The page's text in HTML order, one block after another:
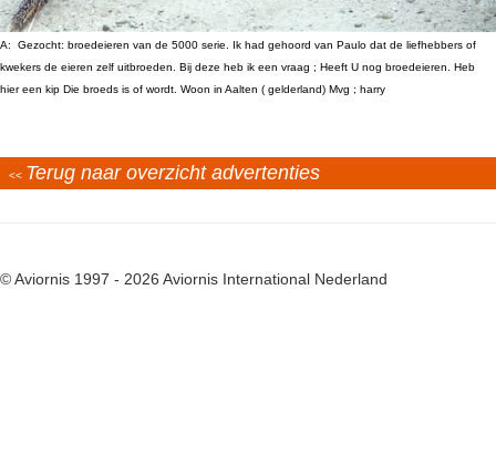
A: Gezocht: broedeieren van de 5000 serie. Ik had gehoord van Paulo dat de liefhebbers of
kwekers de eieren zelf uitbroeden. Bij deze heb ik een vraag ; Heeft U nog broedeieren. Heb
hier een kip Die broeds is of wordt. Woon in Aalten ( gelderland) Mvg ; harry
<< Terug naar overzicht advertenties
© Aviornis 1997 - 2026 Aviornis International Nederland